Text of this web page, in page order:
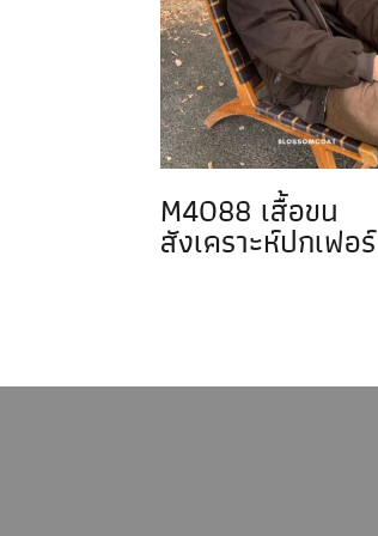
M4088 เสื้อขน
สังเคราะห์ปกเฟอร์